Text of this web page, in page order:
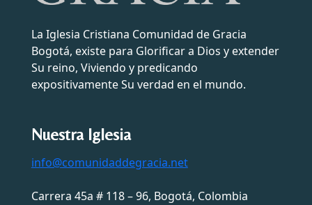
La Iglesia Cristiana Comunidad de Gracia
Bogotá, existe para Glorificar a Dios y extender
Su reino, Viviendo y predicando
expositivamente Su verdad en el mundo.
Nuestra Iglesia
info@comunidaddegracia.net
Carrera 45a # 118 – 96, Bogotá, Colombia